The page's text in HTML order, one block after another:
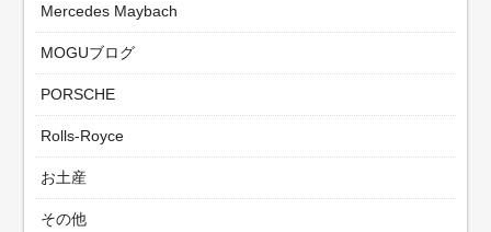
Mercedes Maybach
MOGUブログ
PORSCHE
Rolls-Royce
お土産
その他